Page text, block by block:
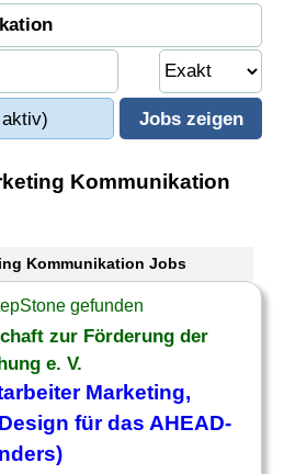
,Werbeberater
Kommunikation
Kommunikation Jobs
gefunden
zur Förderung der
e. V.
Marketing,
für das AHEAD-